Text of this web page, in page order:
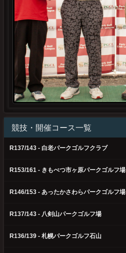
競技・開催コース一覧
R137/143 - 白老パークゴルフクラブ
R153/161 - きもべつ市ヶ原パークゴルフ場
R146/153 - あったかさわらパークゴルフ場
R137/143 - 八剣山パークゴルフ場
R136/139 - 札幌パークゴルフ石山